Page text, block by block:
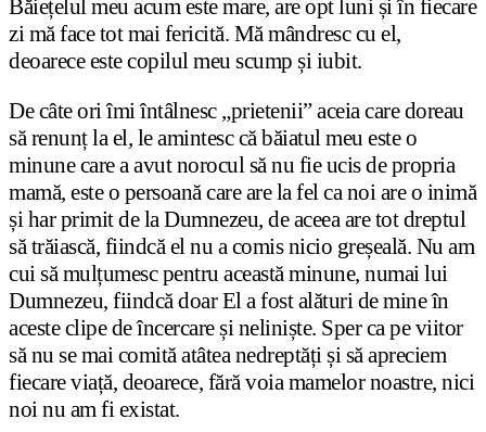
Băiețelul meu acum este mare, are opt luni și în fiecare
zi mă face tot mai fericită. Mă mândresc cu el,
deoarece este copilul meu scump și iubit.
De câte ori îmi întâlnesc „prietenii” aceia care doreau
să renunț la el, le amintesc că băiatul meu este o
minune care a avut norocul să nu fie ucis de propria
mamă, este o persoană care are la fel ca noi are o inimă
și har primit de la Dumnezeu, de aceea are tot dreptul
să trăiască, fiindcă el nu a comis nicio greșeală. Nu am
cui să mulțumesc pentru această minune, numai lui
Dumnezeu, fiindcă doar El a fost alături de mine în
aceste clipe de încercare și neliniște. Sper ca pe viitor
să nu se mai comită atâtea nedreptăți și să apreciem
fiecare viață, deoarece, fără voia mamelor noastre, nici
noi nu am fi existat.